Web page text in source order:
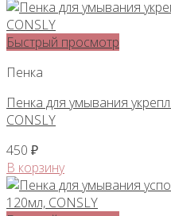
Быстрый просмотр
Пенка
Пенка для умывания
CONSLY
450 ₽
В корзину